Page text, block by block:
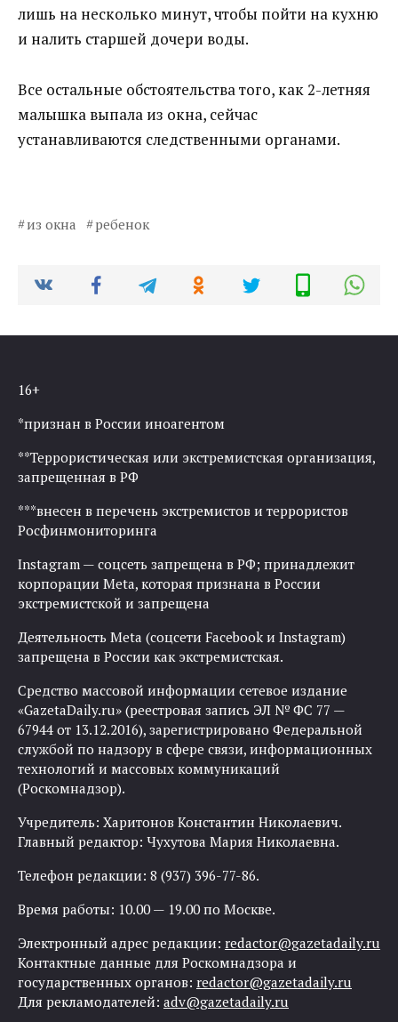
лишь на несколько минут, чтобы пойти на кухню
и налить старшей дочери воды.
Все остальные обстоятельства того, как 2-летняя
малышка выпала из окна, сейчас
устанавливаются следственными органами.
из окна ребенок
16+
*признан в России иноагентом
**Террористическая или экстремистская организация,
запрещенная в РФ
***внесен в перечень экстремистов и террористов
Росфинмониторинга
Instagram — соцсеть запрещена в РФ; принадлежит
корпорации Meta, которая признана в России
экстремистской и запрещена
Деятельность Meta (соцсети Facebook и Instagram)
запрещена в России как экстремистская.
Средство массовой информации сетевое издание
«GazetaDaily.ru» (реестровая запись ЭЛ № ФС 77 —
67944 от 13.12.2016), зарегистрировано Федеральной
службой по надзору в сфере связи, информационных
технологий и массовых коммуникаций
(Роскомнадзор).
Учредитель: Харитонов Константин Николаевич.
Главный редактор: Чухутова Мария Николаевна.
Телефон редакции: 8 (937) 396-77-86.
Время работы: 10.00 — 19.00 по Москве.
Электронный адрес редакции: redactor@gazetadaily.ru
Контактные данные для Роскомнадзора и
государственных органов: redactor@gazetadaily.ru
Для рекламодателей: adv@gazetadaily.ru